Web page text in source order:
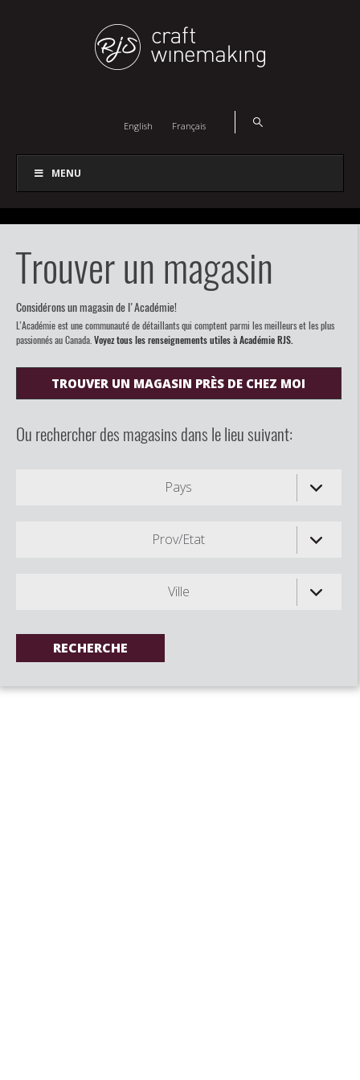
English Français
MENU
Trouver un magasin
Considérons un magasin de l'Académie!
L’Académie est une communauté de détaillants qui comptent parmi les meilleurs et les plus
passionnés au Canada. Voyez tous les renseignements utiles à Académie RJS.
TROUVER UN MAGASIN PRÈS DE CHEZ MOI
Ou rechercher des magasins dans le lieu suivant:
Pays
Prov/Etat
Ville